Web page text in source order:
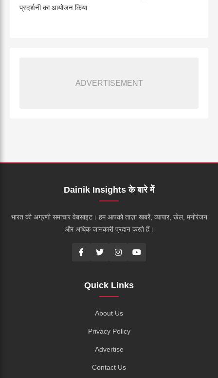
प्रदर्शनी का आयोजन किया
ADVERTISEMENT
Dainik Insights के बारे में
भारत की अग्रणी समाचार वेबसाइट। हम आपको ताज़ा खबरें, व्यापार, खेल, मनोरंजन
और अधिक जानकारी प्रदान करते हैं।
Quick Links
About Us
Privacy Policy
Advertise
Contact Us